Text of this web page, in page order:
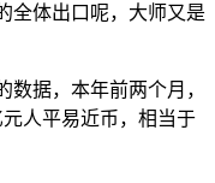
全体出口呢，大师又是
据，本年前两个月，
人平易近币，相当于